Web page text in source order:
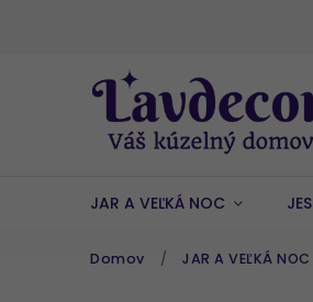
JAR A VEĽKÁ NOC
Domov / JAR A VEĽKÁ NOC